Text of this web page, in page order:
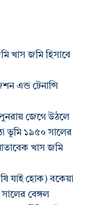
খাস জমি হিসাবে
এন্ড টেনান্সি
পুনরায় জেগে উঠলে
ভূমি ১৯৫০ সালের
খাস জমি
যাই হোক) বকেয়া
বেঙ্গল